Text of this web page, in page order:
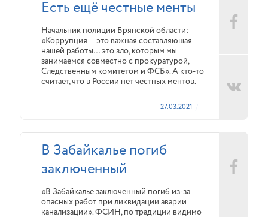
Есть ещё честные менты
Начальник полиции Брянской области:
«Коррупция — это важная составляющая
нашей работы… это зло, которым мы
занимаемся совместно с прокуратурой,
Следственным комитетом и ФСБ». А кто-то
считает, что в России нет честных ментов.
27.03.2021
В Забайкалье погиб
заключенный
«В Забайкалье заключенный погиб из-за
опасных работ при ликвидации аварии
канализации». ФСИН, по традиции видимо